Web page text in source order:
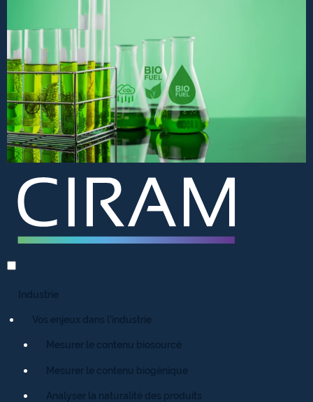
Industrie
Vos enjeux dans l’industrie
Mesurer le contenu biosourcé
Mesurer le contenu biogénique
Analyser la naturalité des produits